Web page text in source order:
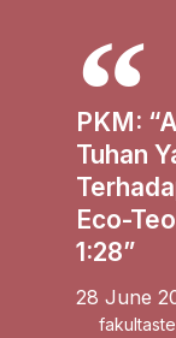
PKM:
Tuhan
Eco-
1:28”
28 June